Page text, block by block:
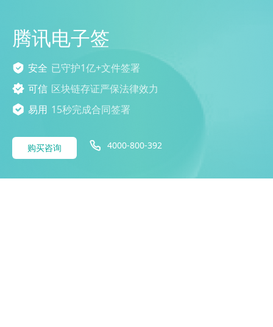
腾讯电子签
安全 已守护1亿+文件签署
可信 区块链存证严保法律效力
易用 15秒完成合同签署
购买咨询 4000-800-392